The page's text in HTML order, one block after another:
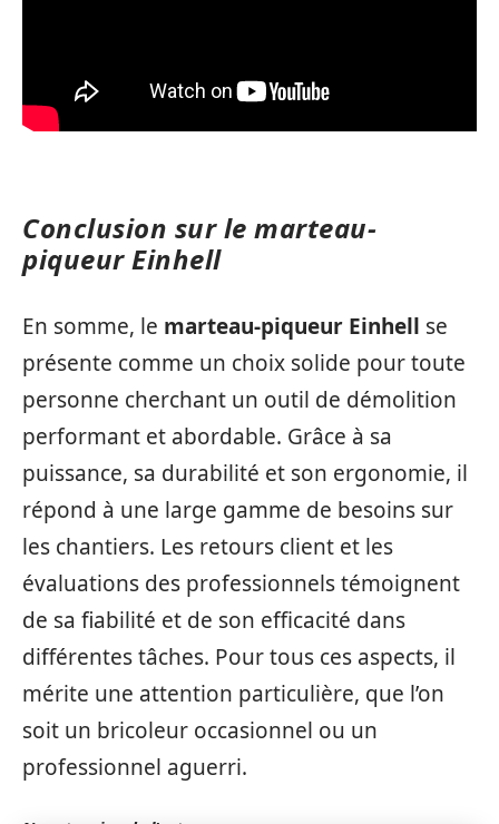
Conclusion sur le marteau-
piqueur Einhell
En somme, le marteau-piqueur Einhell se
présente comme un choix solide pour toute
personne cherchant un outil de démolition
performant et abordable. Grâce à sa
puissance, sa durabilité et son ergonomie, il
répond à une large gamme de besoins sur
les chantiers. Les retours client et les
évaluations des professionnels témoignent
de sa fiabilité et de son efficacité dans
différentes tâches. Pour tous ces aspects, il
mérite une attention particulière, que l’on
soit un bricoleur occasionnel ou un
professionnel aguerri.